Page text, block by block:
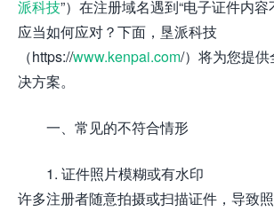
派科技”）在注册域名遇到“电子证件内容
应当如何应对？下面，垦派科技
（https://www.kenpai.com/）将为您提
决方案。
一、常见的不符合情形
1. 证件照片模糊或有水印
许多注册者随意拍摄或扫描证件，导致